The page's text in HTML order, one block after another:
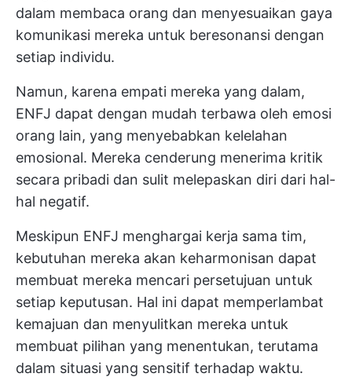
dalam membaca orang dan menyesuaikan gaya
komunikasi mereka untuk beresonansi dengan
setiap individu.
Namun, karena empati mereka yang dalam,
ENFJ dapat dengan mudah terbawa oleh emosi
orang lain, yang menyebabkan kelelahan
emosional. Mereka cenderung menerima kritik
secara pribadi dan sulit melepaskan diri dari hal-
hal negatif.
Meskipun ENFJ menghargai kerja sama tim,
kebutuhan mereka akan keharmonisan dapat
membuat mereka mencari persetujuan untuk
setiap keputusan. Hal ini dapat memperlambat
kemajuan dan menyulitkan mereka untuk
membuat pilihan yang menentukan, terutama
dalam situasi yang sensitif terhadap waktu.